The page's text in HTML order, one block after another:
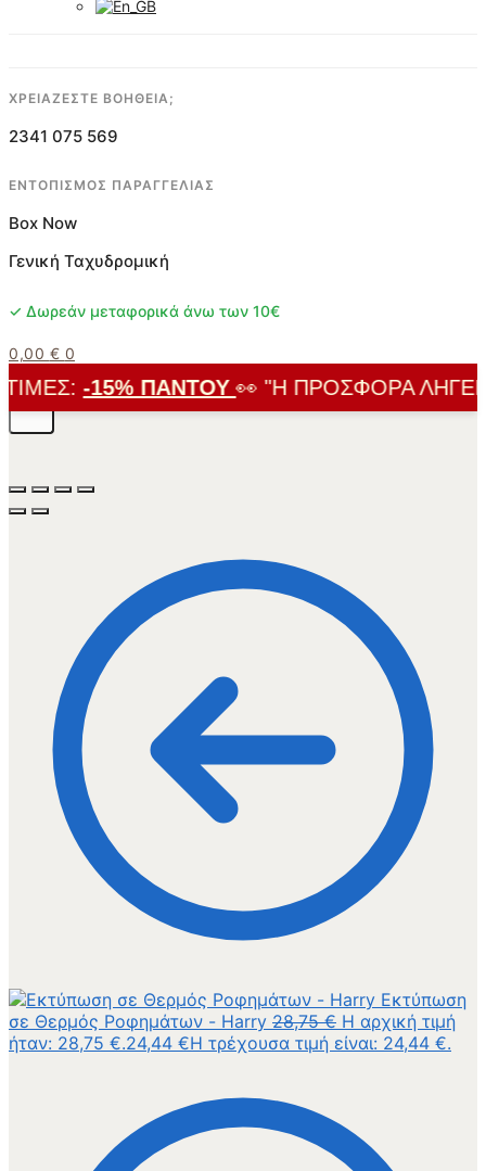
ΧΡΕΙΑΖΕΣΤΕ ΒΟΗΘΕΙΑ;
2341 075 569
ΕΝΤΟΠΙΣΜΟΣ ΠΑΡΑΓΓΕΛΙΑΣ
Box Now
Γενική Ταχυδρομική
✓ Δωρεάν μεταφορικά άνω των 10€
0,00 € 0
-15% ΠΑΝΤΟΎ👀 "Η ΠΡΟΣΦΟΡΆ ΛΉΓΕΙ
Εκτύπωση
σε Θερμός Ροφημάτων - Harry 28,75€ Η αρχική τιμή
ήταν: 28,75 €.24,44 €Η τρέχουσα τιμή είναι: 24,44 €.